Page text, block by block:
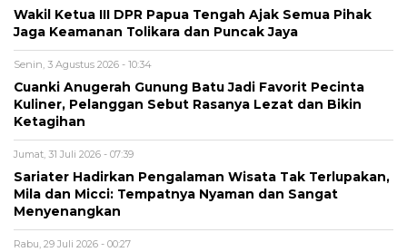
Wakil Ketua III DPR Papua Tengah Ajak Semua Pihak
Jaga Keamanan Tolikara dan Puncak Jaya
Senin, 3 Agustus 2026 - 10:34
Cuanki Anugerah Gunung Batu Jadi Favorit Pecinta
Kuliner, Pelanggan Sebut Rasanya Lezat dan Bikin
Ketagihan
Jumat, 31 Juli 2026 - 07:39
Sariater Hadirkan Pengalaman Wisata Tak Terlupakan,
Mila dan Micci: Tempatnya Nyaman dan Sangat
Menyenangkan
Rabu, 29 Juli 2026 - 00:27